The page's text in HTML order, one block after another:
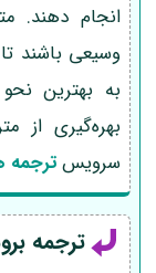
انجام دهند.
وسیعی باشند
به بهترین
بهره‌گیری از
سرویسترجمه
ترجمه